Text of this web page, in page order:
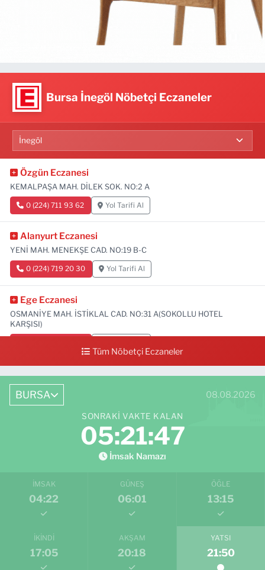
Bursa İnegöl Nöbetçi Eczaneler
Özgün Eczanesi
KEMALPAŞA MAH. DİLEK SOK. NO:2 A
0 (224) 711 93 62 Yol Tarifi Al
Alanyurt Eczanesi
YENİ MAH. MENEKŞE CAD. NO:19 B-C
0 (224) 719 20 30 Yol Tarifi Al
Ege Eczanesi
OSMANİYE MAH. İSTİKLAL CAD. NO:31 A(SOKOLLU HOTEL
KARŞISI)
Tüm Nöbetçi Eczaneler
BURSA 08.08.2026
SONRAKI VAKTE KALAN
05:21:46
İmsak Namazı
İMSAK
04:22
GÜNEŞ
06:01
ÖĞLE
13:15
İKINDI
17:05
AKŞAM
20:18
YATSI
21:50